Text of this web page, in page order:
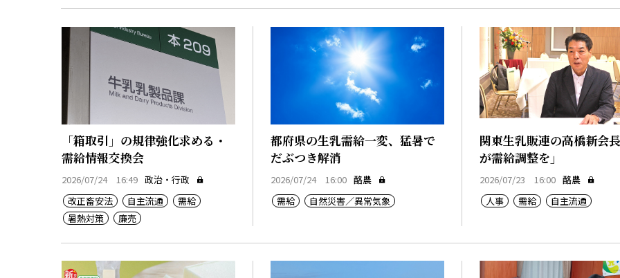
「箱取引」の規律強化求める・
需給情報交換会
2026/07/24 16:49 政治・行政
改正畜安法
自主流通
需給
暑熱対策
廉売
都府県の生乳需給一変、猛暑で
だぶつき解消
2026/07/24 16:00 酪農
需給
自然災害／異常気象
関東生乳販連の高橋新会
が需給調整を」
2026/07/23 16:00 酪農
人事
需給 自主流通